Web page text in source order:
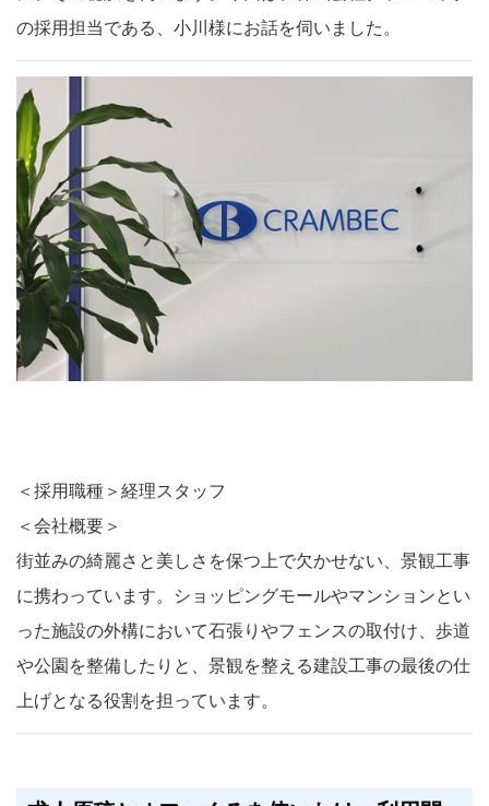
の採用担当である、小川様にお話を伺いました。
＜採用職種＞経理スタッフ
＜会社概要＞
街並みの綺麗さと美しさを保つ上で欠かせない、景観工事
に携わっています。ショッピングモールやマンションとい
った施設の外構において石張りやフェンスの取付け、歩道
や公園を整備したりと、景観を整える建設工事の最後の仕
上げとなる役割を担っています。